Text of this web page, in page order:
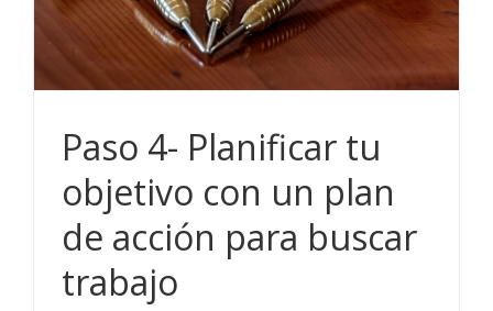
Paso 4- Planificar tu
objetivo con un plan
de acción para buscar
trabajo